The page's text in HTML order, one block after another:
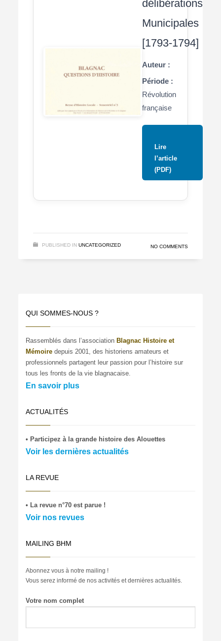
délibérations
Municipales
[1793-1794]
Auteur :
Période :
Révolution
française
Lire
l’article
(PDF)
PUBLISHED IN UNCATEGORIZED NO COMMENTS
QUI SOMMES-NOUS ?
Rassemblés dans l’associationBlagnac Histoire et
Mémoire depuis 2001, des historiens amateurs et
professionnels partagent leur passion pour l’histoire sur
tous les fronts de la vie blagnacaise.
En savoir plus
ACTUALITÉS
• Participez à la grande histoire des Alouettes
Voir les dernières actualités
LA REVUE
• La revue n°70 est parue !
Voir nos revues
MAILING BHM
Abonnez vous à notre mailing !
Vous serez informé de nos activités et dernières actualités.
Votre nom complet